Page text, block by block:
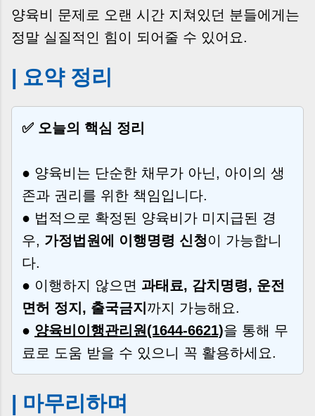
양육비 문제로 오랜 시간 지쳐있던 분들에게는
정말 실질적인 힘이 되어줄 수 있어요.
| 요약 정리
✅ 오늘의 핵심 정리
● 양육비는 단순한 채무가 아닌, 아이의 생
존과 권리를 위한 책임입니다.
● 법적으로 확정된 양육비가 미지급된 경
우, 가정법원에 이행명령 신청이 가능합니
다.
● 이행하지 않으면 과태료, 감치명령, 운전
면허 정지, 출국금지 까지 가능해요.
● 양육비이행관리원(1644-6621)을 통해 무
료로 도움 받을 수 있으니 꼭 활용하세요.
| 마무리하며